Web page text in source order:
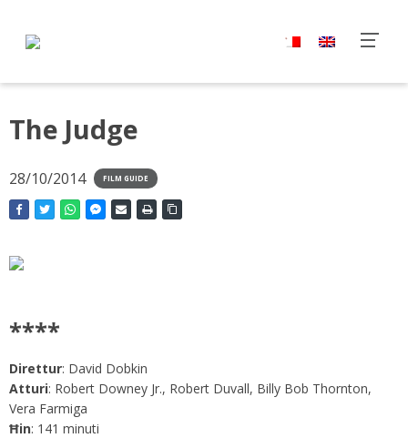
The Judge
28/10/2014 FILM GUIDE
****
Direttur: David Dobkin
Atturi: Robert Downey Jr., Robert Duvall, Billy Bob Thornton,
Vera Farmiga
Ħin: 141 minuti